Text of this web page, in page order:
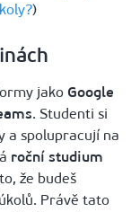
)
jako Google
. Studenti si
a spolupracují na
roční studium
že budeš
Právě tato